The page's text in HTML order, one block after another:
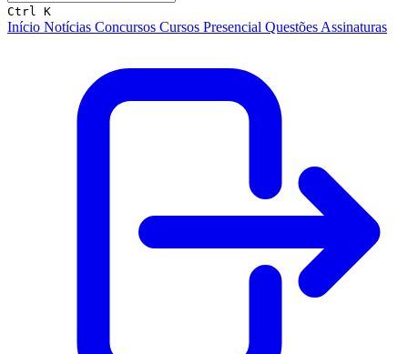
Ctrl K
Início Notícias Concursos Cursos Presencial Questões Assinaturas